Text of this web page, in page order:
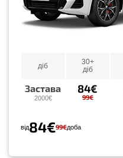
діб
30+
діб
Застава
2000€
84€
99€
від84€99€доба